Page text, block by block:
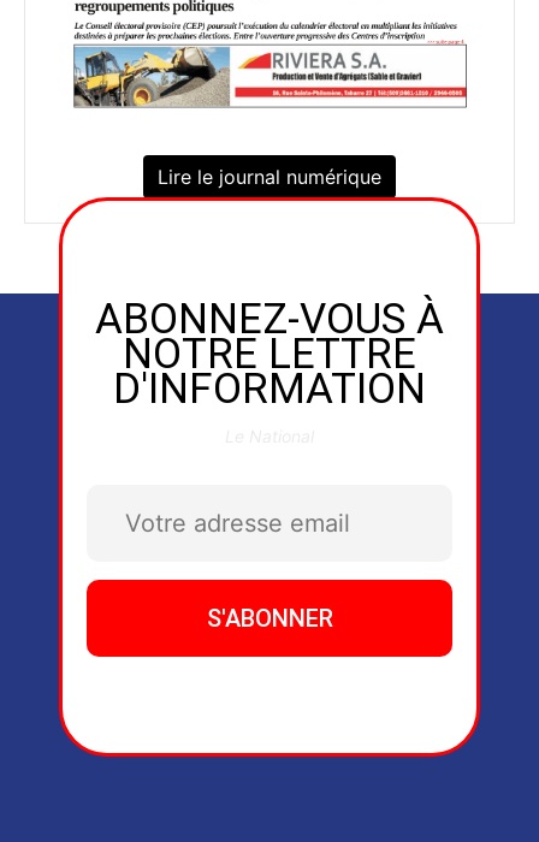
Lire le journal numérique
ABONNEZ-VOUS À
NOTRE LETTRE
D'INFORMATION